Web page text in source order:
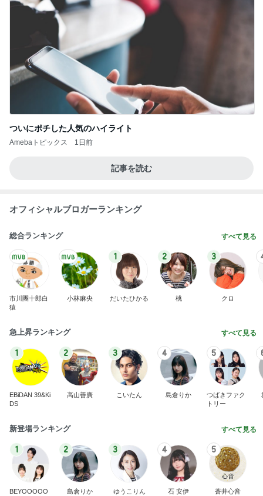
ついにポチした人気のハイライト
Amebaトピックス 1日前
記事を読む
オフィシャルブロガーランキング
総合ランキング すべて見る
市川團十郎白
猿
小林麻央
1
だいたひかる
2
桃
3
クロ
急上昇ランキング すべて見る
1
EBiDAN 39&Ki
DS
2
高山善廣
3
こいたん
4
島倉りか
5
つばきファク
トリー
新登場ランキング すべて見る
1
BEYOOOOO
2
島倉りか
3
ゆうこりん
4
石 安伊
5
蒼井心音